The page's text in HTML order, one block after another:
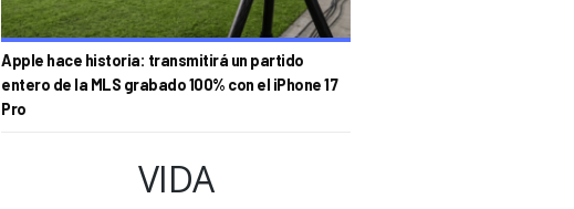
Apple hace historia: transmitirá un partido
entero de la MLS grabado 100% con el iPhone 17
Pro
VIDA